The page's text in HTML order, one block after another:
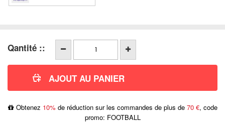
Qantité ::
Obtenez 10% de réduction sur les commandes de plus de 70 €, code
promo: FOOTBALL